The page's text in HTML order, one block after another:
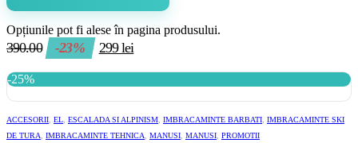
Opțiunile pot fi alese în pagina produsului.
390.00 -23% 299lei
-25%
ACCESORII EL ESCALADA SI ALPINISM IMBRACAMINTE BARBATI IMBRACAMINTE SKI
DE TURA
IMBRACAMINTE TEHNICA MANUSI MANUSI PROMOTII